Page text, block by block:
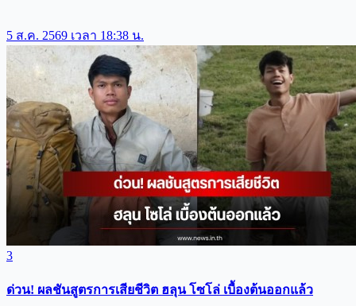
5 ส.ค. 2569 เวลา 18:38 น.
3
ด่วน! ผลชันสูตรการเสียชีวิต ฮลุน โซโล่ เบื้องต้นออกแล้ว